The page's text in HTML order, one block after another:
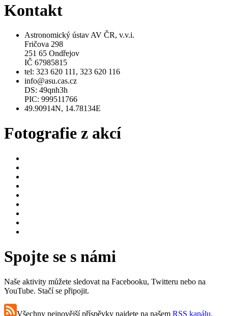
Kontakt
Astronomický ústav AV ČR, v.v.i.
Fričova 298
251 65 Ondřejov
IČ 67985815
tel: 323 620 111, 323 620 116
info@asu.cas.cz
DS: 49qnh3h
PIC: 999511766
49.90914N, 14.78134E
Fotografie z akcí
Spojte se s námi
Naše aktivity můžete sledovat na Facebooku, Twitteru nebo na
YouTube. Stačí se připojit.
Všechny nejnovější příspěvky najdete na našem RSS kanálu.